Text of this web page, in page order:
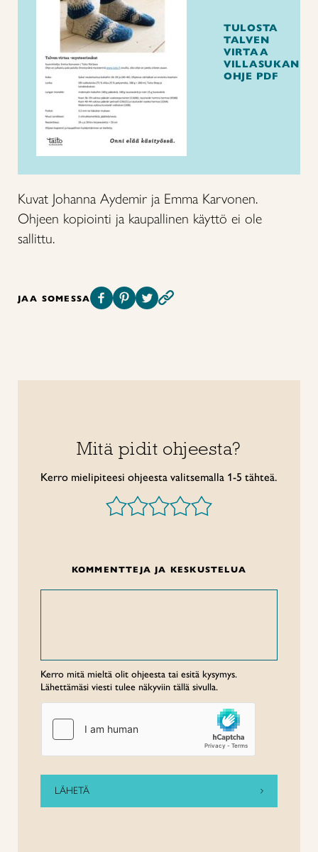
TULOSTA
TALVEN
VIRTAA
VILLASUKAN
OHJE PDF
Kuvat Johanna Aydemir ja Emma Karvonen.
Ohjeen kopiointi ja kaupallinen käyttö ei ole
sallittu.
JAA SOMESSA
Mitä pidit ohjeesta?
Kerro mielipiteesi ohjeesta valitsemalla 1-5 tähteä.
KOMMENTTEJA JA KESKUSTELUA
Kerro mitä mieltä olit ohjeesta tai esitä kysymys.
Lähettämäsi viesti tulee näkyviin tällä sivulla.